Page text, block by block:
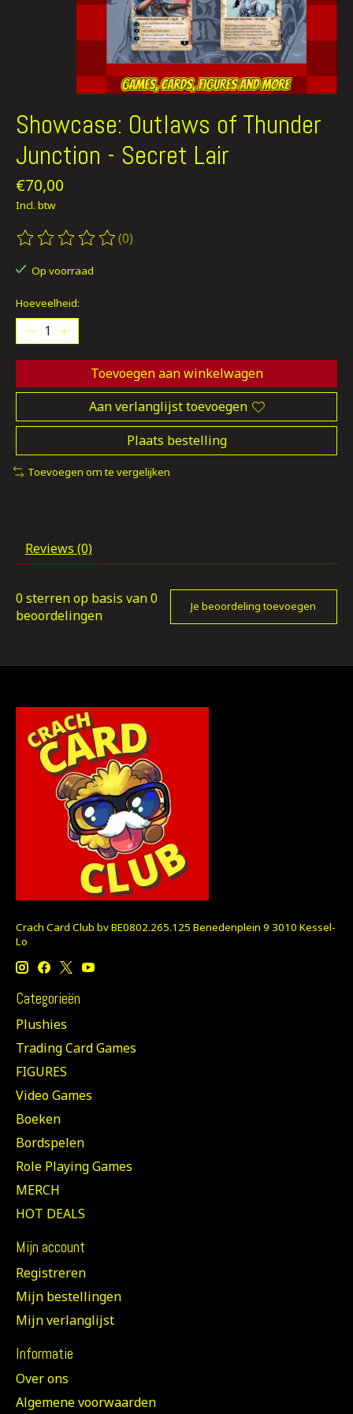
Showcase: Outlaws of Thunder
Junction - Secret Lair
€70,00
Incl. btw
De beoordeling van dit product is
(0)
Op voorraad
Hoeveelheid:
Toevoegen aan winkelwagen
Aan verlanglijst toevoegen
Plaats bestelling
Toevoegen om te vergelijken
Reviews (0)
0 sterren op basis van0
beoordelingen
Je beoordeling toevoegen
Crach Card Club bv BE0802.265.125 Benedenplein 9 3010 Kessel-
Lo
Categorieën
Plushies
Trading Card Games
FIGURES
Video Games
Boeken
Bordspelen
Role Playing Games
MERCH
HOT DEALS
Mijn account
Registreren
Mijn bestellingen
Mijn verlanglijst
Informatie
Over ons
Algemene voorwaarden